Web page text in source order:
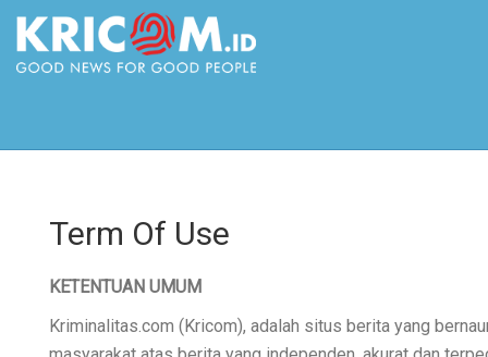
Term Of Use
KETENTUAN UMUM
Kriminalitas.com (Kricom), adalah situs berita yang